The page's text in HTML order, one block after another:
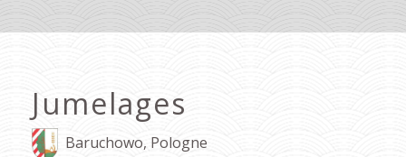
Jumelages
Baruchowo, Pologne